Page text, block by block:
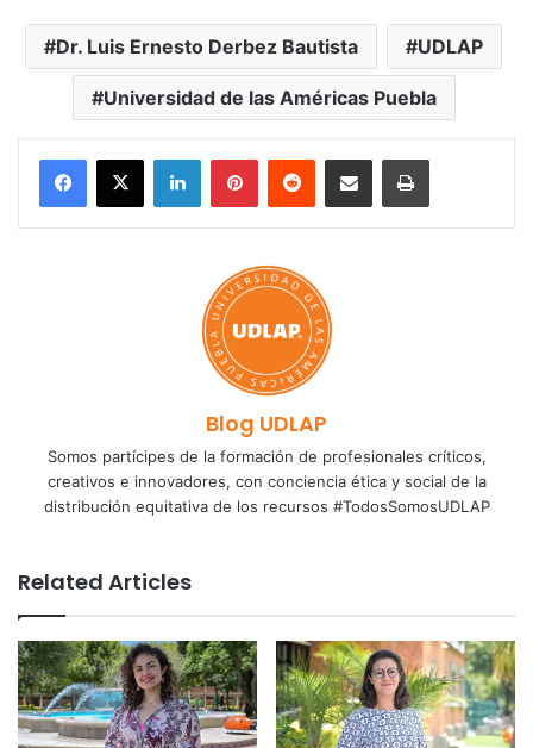
Dr. Luis Ernesto Derbez Bautista UDLAP
Universidad de las Américas Puebla
LinkedInPinterestReddit Share via Email Print
Blog UDLAP
Somos partícipes de la formación de profesionales críticos,
creativos e innovadores, con conciencia ética y social de la
distribución equitativa de los recursos #TodosSomosUDLAP
Related Articles